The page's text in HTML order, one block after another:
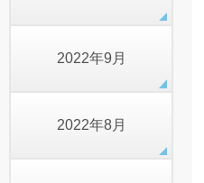
2022年9月
2022年8月